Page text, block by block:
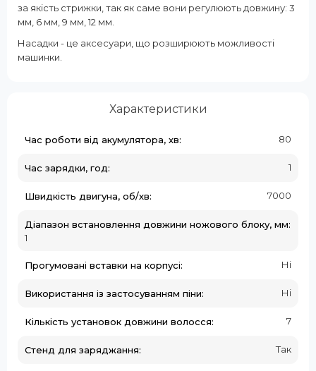
за якість стрижки, так як саме вони регулюють довжину: 3
мм, 6 мм, 9 мм, 12 мм.
Насадки - це аксесуари, що розширюють можливості
машинки.
Характеристики
Час роботи від акумулятора, хв: 80
Час зарядки, год: 1
Швидкість двигуна, об/хв: 7000
Діапазон встановлення довжини ножового блоку, мм:
1
Прогумовані вставки на корпусі: Ні
Використання із застосуванням піни: Ні
Кількість установок довжини волосся: 7
Стенд для заряджання: Так